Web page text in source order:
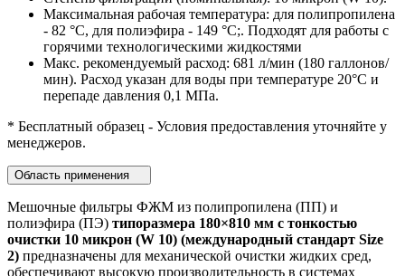
Максимальная рабочая температура: для полипропилена
- 82 °C, для полиэфира - 149 °C;. Подходят для работы с
горячими технологическими жидкостями
Макс. рекомендуемый расход: 681 л/мин (180 галлонов/
мин). Расход указан для воды при температуре 20°C и
перепаде давления 0,1 МПа.
* Бесплатный образец - Условия предоставления уточняйте у
менеджеров.
Область применения
Мешочные фильтры ФЖМ из полипропилена (ПП) и
полиэфира (ПЭ) типоразмера 180×810 мм с тонкостью
очистки 10 микрон (W 10) (международный стандарт Size
2) предназначены для механической очистки жидких сред,
обеспечивают высокую производительность в системах